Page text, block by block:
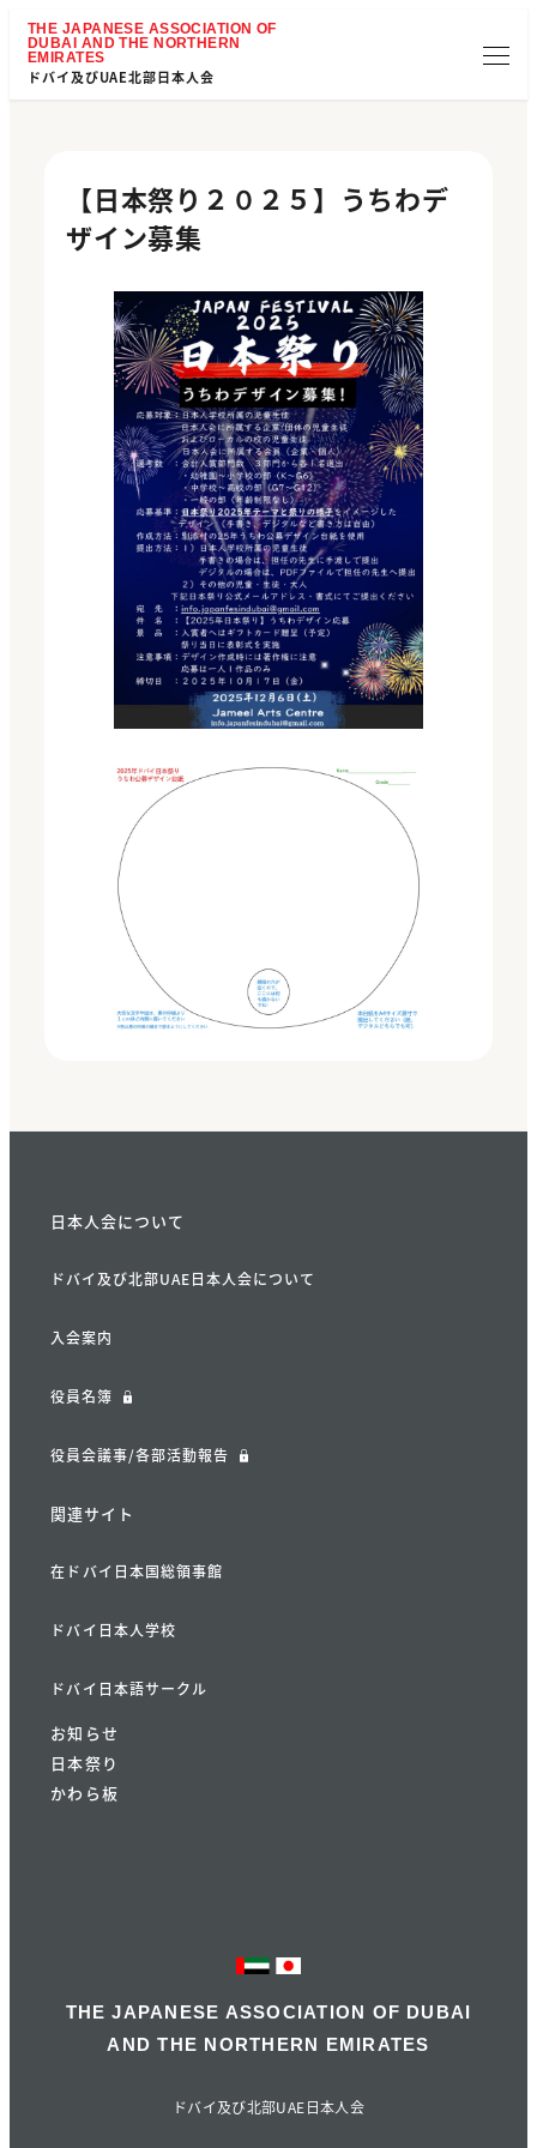
ドバイ及びUAE北部日本人会
【日本祭り２０２５】うちわデ
ザイン募集
日本人会について
ドバイ及び北部UAE日本人会について
入会案内
役員名簿
役員会議事/各部活動報告
関連サイト
在ドバイ日本国総領事館
ドバイ日本人学校
ドバイ日本語サークル
お知らせ
日本祭り
かわら板
THE JAPANESE ASSOCIATION OF DUBAI
AND THE NORTHERN EMIRATES
ドバイ及び北部UAE日本人会